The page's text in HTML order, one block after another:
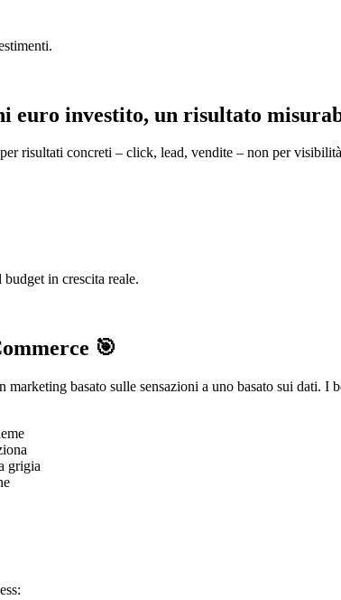
euro investito, un risultato
risultati concreti – click, lead, vendite – non per
in crescita reale.
🎯
marketing basato sulle sensazioni a uno basato sui dati. I
grigia